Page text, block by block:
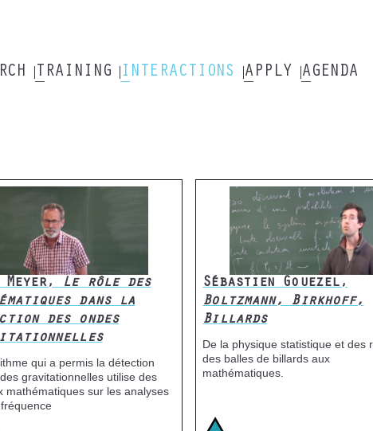
TRAINING INTERACTIONS APPLY AGENDA
Meyer,Le rôle des
dans la
des ondes
qui a permis la détection
gravitationnelles utilise des
mathématiques sur les analyses
Sébastien Gouezel,
Boltzmann, Birkhoff,
Billards
De la physique statistique et des
des balles de billards aux
mathématiques.
Icone
Image